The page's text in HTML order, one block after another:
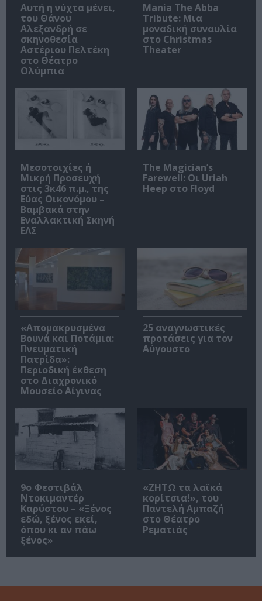
Αυτή η νύχτα μένει,
του Θάνου
Αλεξανδρή σε
σκηνοθεσία
Αστέριου Πελτέκη
στο Θέατρο
Ολύμπια
Mania The Abba
Tribute: Μια
μοναδική συναυλία
στο Christmas
Theater
Μεσοτοιχίες ή
Μικρή Προσευχή
στις 3κ46 π.μ., της
Εύας Οικονόμου –
Βαμβακά στην
Εναλλακτική Σκηνή
ΕΛΣ
The Magician’s
Farewell: Οι Uriah
Heep στο Floyd
«Απομακρυσμένα
Βουνά και Ποτάμια:
Πνευματική
Πατρίδα»:
Περιοδική έκθεση
στο Διαχρονικό
Μουσείο Αίγινας
25 αναγνωστικές
προτάσεις για τον
Αύγουστο
9ο Φεστιβάλ
Ντοκιμαντέρ
Καρύστου – «Ξένος
εδώ, ξένος εκεί,
όπου κι αν πάω
ξένος»
«ΖΗΤΩ τα λαϊκά
κορίτσια!», του
Παντελή Αμπαζή
στο Θέατρο
Ρεματιάς